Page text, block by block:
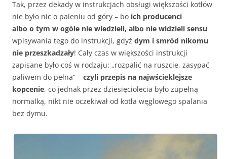
Tak, przez dekady w instrukcjach obsługi większości kotłów
nie było nic o paleniu od góry – bo ich producenci
albo o tym w ogóle nie wiedzieli, albo nie widzieli sensu
wpisywania tego do instrukcji, gdyż dym i smród nikomu
nie przeszkadzały! Cały czas w większości instrukcji
zapisane było coś w rodzaju: „rozpalić na ruszcie, zasypać
paliwem do pełna” – czyli przepis na najwścieklejsze
kopcenie, co jednak przez dziesięciolecia było zupełną
normalką, nikt nie oczekiwał od kotła węglowego spalania
bez dymu.